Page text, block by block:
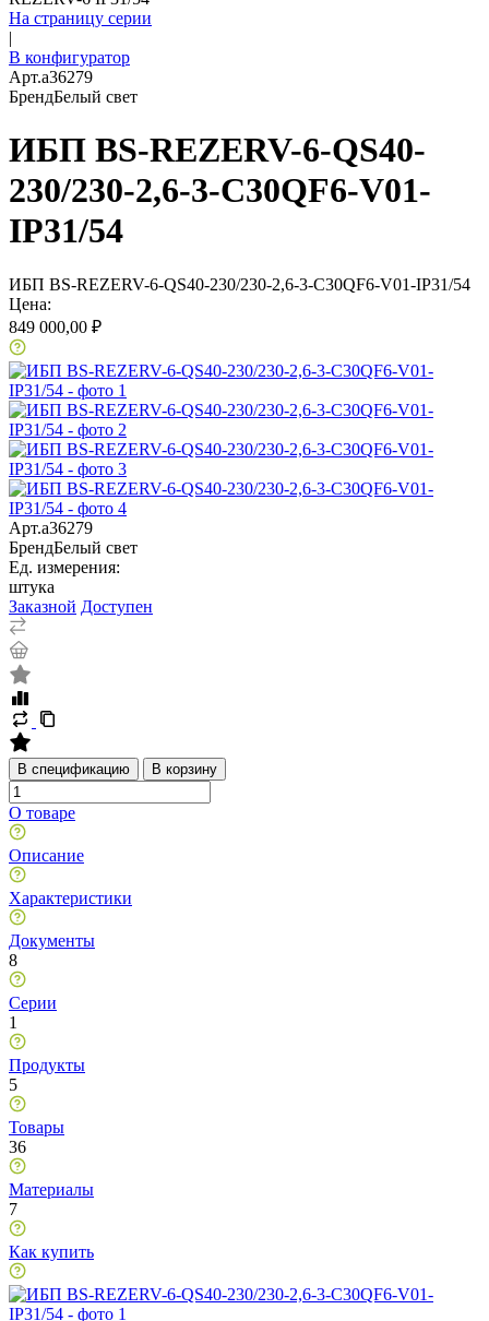
На страницу серии
|
В конфигуратор
Арт.a36279
БрендБелый свет
ИБП BS-REZERV-6-QS40-
230/230-2,6-3-С30QF6-V01-
IP31/54
ИБП BS-REZERV-6-QS40-230/230-2,6-3-С30QF6-V01-IP31/54
Цена:
849 000,00 ₽
Арт.a36279
БрендБелый свет
Ед. измерения:
штука
Заказной Доступен
В спецификацию В корзину
О товаре
Описание
Характеристики
Документы
8
Серии
1
Продукты
5
Товары
36
Материалы
7
Как купить